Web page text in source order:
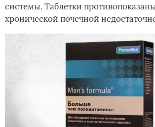
системы. Таблетки
хронической почечной